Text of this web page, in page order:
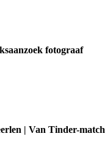
fotograaf
| Van Tinder-match